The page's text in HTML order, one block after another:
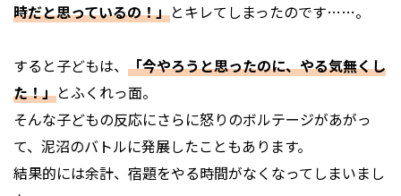
時だと思っているの！」とキレてしまったのです……。
すると子どもは、 「今やろうと思ったのに、やる気無くし
た！」とふくれっ面。
そんな子どもの反応にさらに怒りのボルテージがあがっ
て、泥沼のバトルに発展したこともあります。
結果的には余計、宿題をやる時間がなくなってしまいまし